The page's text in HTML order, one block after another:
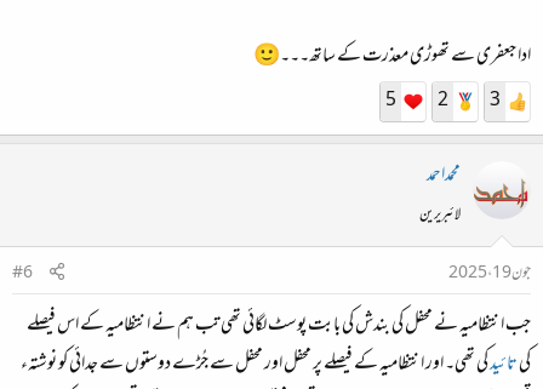
ادا جعفری سے تھوڑی معذرت کے ساتھ۔۔۔🙂
3
2
5
محمداحمد
لائبریرین
جون 19، 2025
#6
جب انتظامیہ نے محفل کی بندش کی بابت پوسٹ لگائی تھی تب ہم نے انتظامیہ کے اس فیصلے
کیتائیدکی تھی۔ اور انتظامیہ کے فیصلے پر محفل اور محفل سے جُڑے دوستوں سے جدائی کو نوشتہء